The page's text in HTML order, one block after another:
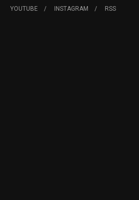
YOUTUBE
INSTAGRAM RSS